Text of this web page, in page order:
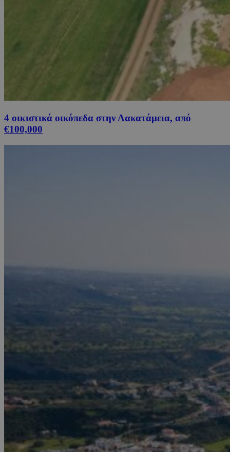
4 οικιστικά οικόπεδα στην Λακατάμεια, από
€100,000